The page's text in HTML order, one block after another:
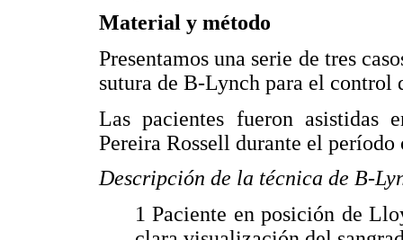
Material y método
Presentamos una serie de tres
sutura de B-Lynch para el control
Las pacientes fueron asistidas
Pereira Rossell durante el
Descripción de la técnica de B-
1 Paciente en posición de